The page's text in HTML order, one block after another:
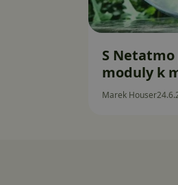
S
moduly k
Marek Houser